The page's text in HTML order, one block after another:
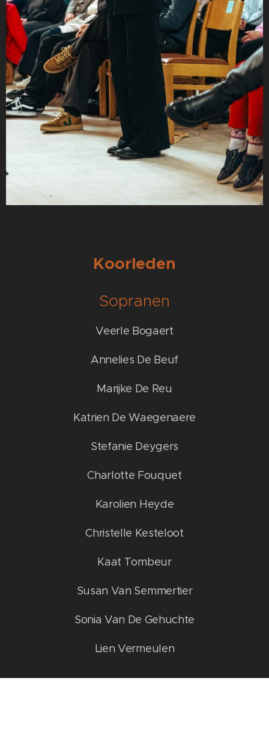
Koorleden
Sopranen
Veerle Bogaert
Annelies De Beuf
Marijke De Reu
Katrien De Waegenaere
Stefanie Deygers
Charlotte Fouquet
Karolien Heyde
Christelle Kesteloot
Kaat Tombeur
Susan Van Semmertier
Sonia Van De Gehuchte
Lien Vermeulen